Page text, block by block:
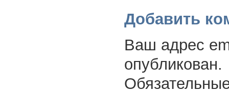
Добавить
Ваш адрес
опубликован.